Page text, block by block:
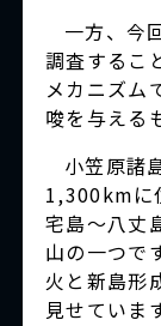
一方、今
調査するこ
メカニズム
唆を与える
小笠原諸
1,300kmに
宅島～八丈
山の一つで
火と新島形
見せています